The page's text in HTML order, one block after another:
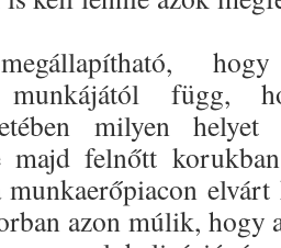
munkájától függ,
milyen
majd felnőtt
munkaerőpiacon
azon múlik, hogy